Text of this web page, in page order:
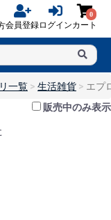
会員登録ログイン
0
カート
一覧 生活雑貨
エプ
販売中のみ表示